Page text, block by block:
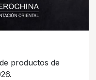
productos de